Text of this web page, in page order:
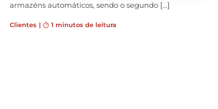
armazéns automáticos, sendo o segundo […]
Clientes | 1 minutos de leitura